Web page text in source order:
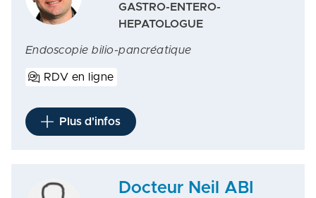
GASTRO-ENTERO-
HEPATOLOGUE
Endoscopie bilio-pancréatique
RDV en ligne
Plus d'infos
Docteur Neil ABI